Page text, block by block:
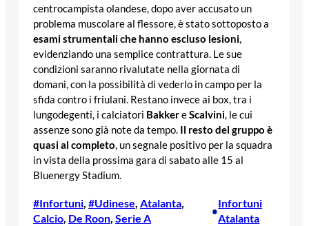
centrocampista olandese, dopo aver accusato un
problema muscolare al flessore, è stato sottoposto a
esami strumentali che hanno escluso lesioni,
evidenziando una semplice contrattura. Le sue
condizioni saranno rivalutate nella giornata di
domani, con la possibilità di vederlo in campo per la
sfida contro i friulani. Restano invece ai box, tra i
lungodegenti, i calciatori BakkereScalvini, le cui
assenze sono già note da tempo. Il resto del gruppo è
quasi al completo, un segnale positivo per la squadra
in vista della prossima gara di sabato alle 15 al
Bluenergy Stadium.
#Infortuni, #Udinese, Atalanta
Calcio, De Roon, Serie A
•
Infortuni
Atalanta